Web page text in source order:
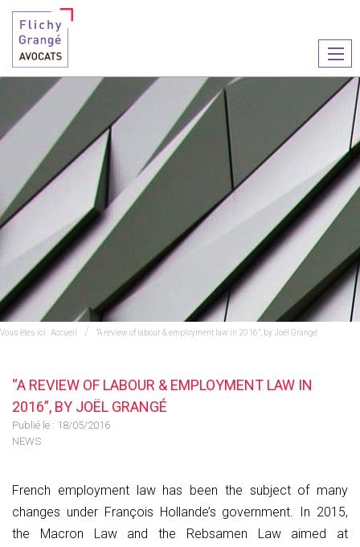
le
Vous êtes ici :Accueil “A review of labour & employment law in 2016”, by Joël Grangé
“A REVIEW OF LABOUR & EMPLOYMENT LAW IN
2016”, BY JOËL GRANGÉ
Publié le : 18/05/2016
NEWS
French employment law has been the subject of many
changes under François Hollande’s government. In 2015,
the Macron Law and the Rebsamen Law aimed at